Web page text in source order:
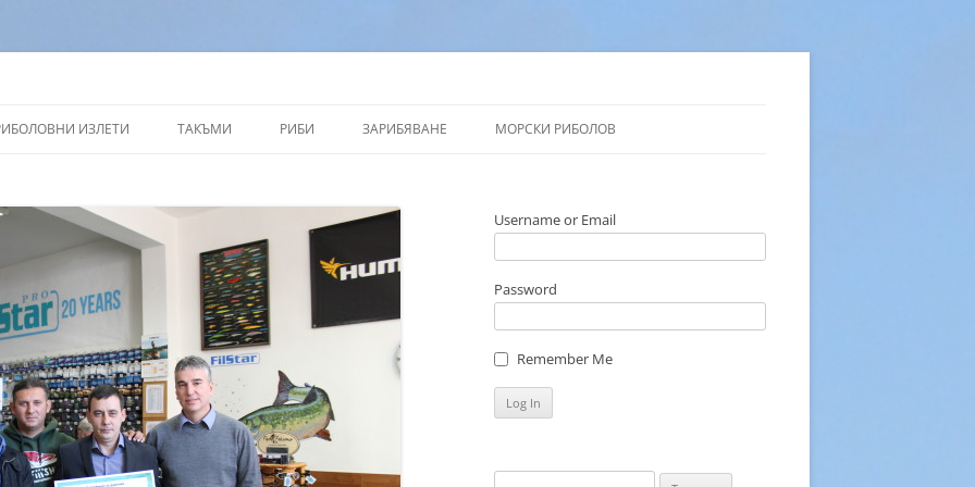
ИЗЛЕТИ
ГЕНАДИ АЛТЪНОВ
АДЕЛИН ТОТЕВ
АЛЕКСАНДЪР МЕЧЕВ
ВАНЬО КОНТЕВ
ПЕТЪР БУРГОВ
МИЛЕНКО СТОЙЧЕВ
ТАКЪМИ
ВОБЛЕРИ
РИБИ
ПЪСТЪРВА
ЗАРИБЯВАНЕ МОРСКИ РИБОЛОВ
Username or Email
Password
Remember Me